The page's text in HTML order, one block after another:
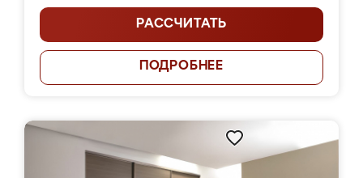
РАССЧИТАТЬ
ПОДРОБНЕЕ